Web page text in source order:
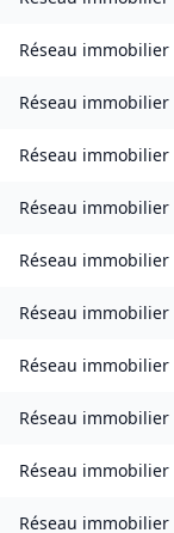
Réseau immobilier
Réseau immobilier
Réseau immobilier
Réseau immobilier
Réseau immobilier
Réseau immobilier
Réseau immobilier
Réseau immobilier
Réseau immobilier
Réseau immobilier